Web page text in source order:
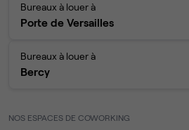
Bureaux à louer à
Porte de Versailles
Bureaux à louer à
Bercy
NOS ESPACES DE COWORKING